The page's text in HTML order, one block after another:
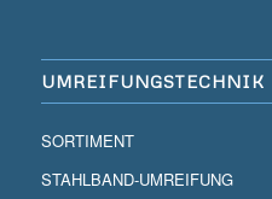
UMREIFUNGSTECHNIK
SORTIMENT
STAHLBAND-UMREIFUNG